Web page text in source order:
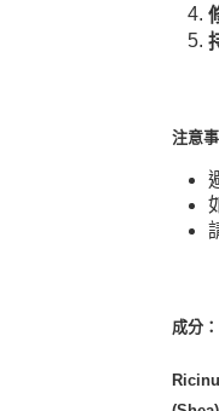
注意事
成分：